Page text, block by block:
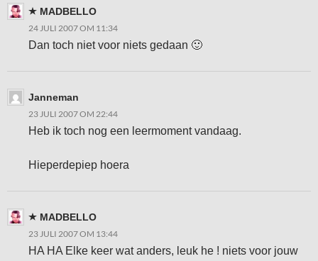
MADBELLO
24 JULI 2007 OM 11:34
Dan toch niet voor niets gedaan 🙂
Janneman
23 JULI 2007 OM 22:44
Heb ik toch nog een leermoment vandaag.
Hieperdepiep hoera
MADBELLO
23 JULI 2007 OM 13:44
HA HA Elke keer wat anders, leuk he ! niets voor jouw